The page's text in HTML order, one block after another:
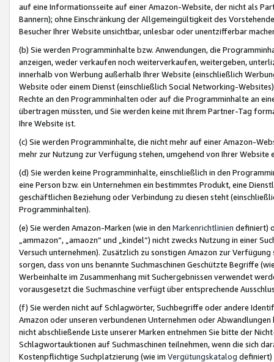
auf eine Informationsseite auf einer Amazon-Website, der nicht als
Bannern); ohne Einschränkung der Allgemeingültigkeit des
Besucher Ihrer Website unsichtbar, unlesbar oder unentzifferbar
(b) Sie werden Programminhalte bzw. Anwendungen, die
anzeigen, weder verkaufen noch weiterverkaufen, weitergeben,
innerhalb von Werbung außerhalb Ihrer Website (einschließlich
Website oder einem Dienst (einschließlich Social Networking-
Rechte an den Programminhalten oder auf die Programminhalte an
übertragen müssten, und Sie werden keine mit Ihrem Partner-Tag
Ihre Website ist.
(c) Sie werden Programminhalte, die nicht mehr auf einer Amazon-
mehr zur Nutzung zur Verfügung stehen, umgehend von Ihrer
(d) Sie werden keine Programminhalte, einschließlich in den
eine Person bzw. ein Unternehmen ein bestimmtes Produkt, eine
geschäftlichen Beziehung oder Verbindung zu diesen steht
Programminhalten).
(e) Sie werden Amazon-Marken (wie in den Markenrichtlinien definiert)
„ammazon“, „amaozn“ und „kindel“) nicht zwecks Nutzung in einer
Versuch unternehmen). Zusätzlich zu sonstigen Amazon zur
sorgen, dass von uns benannte Suchmaschinen Geschützte Begriffe
Werbeinhalte im Zusammenhang mit Suchergebnissen verwendet
vorausgesetzt die Suchmaschine verfügt über entsprechende
(f) Sie werden nicht auf Schlagwörter, Suchbegriffe oder andere
Amazon oder unseren verbundenen Unternehmen oder
nicht abschließende Liste unserer Marken entnehmen Sie bitte der
Schlagwortauktionen auf Suchmaschinen teilnehmen, wenn die sich
Kostenpflichtige Suchplatzierung (wie im Vergütungskatalog definiert)